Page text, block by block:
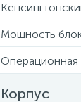
Мощность
Операционная
Корпус